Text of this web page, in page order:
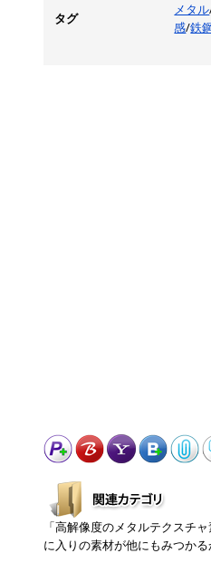
タグ
メタル
感/鉄
「高解像度のメタルテクスチ
に入りの素材が他にもみつかる